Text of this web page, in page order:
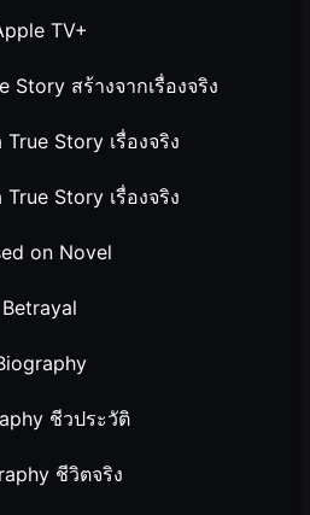
TV+
Story สร้างจากเรื่องจริง
True Story เรื่องจริง
True Story เรื่องจริง
on Novel
Betrayal
ชีวประวัติ
ชีวิตจริง